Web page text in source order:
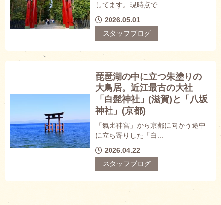
してます。現時点で...
2026.05.01
スタッフブログ
琵琶湖の中に立つ朱塗りの
大鳥居。近江最古の大社
「白髭神社」(滋賀)と「八坂
神社」(京都)
「氣比神宮」から京都に向かう途中
に立ち寄りした「白...
2026.04.22
スタッフブログ